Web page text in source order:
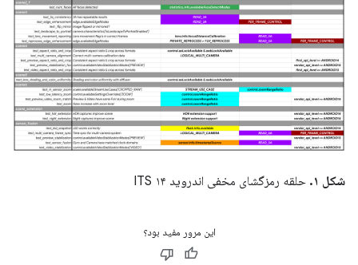
شکل ۱. حلقه رمزگشای مخفی اندروید ۱۴ ITS
این مرور مفید بود؟